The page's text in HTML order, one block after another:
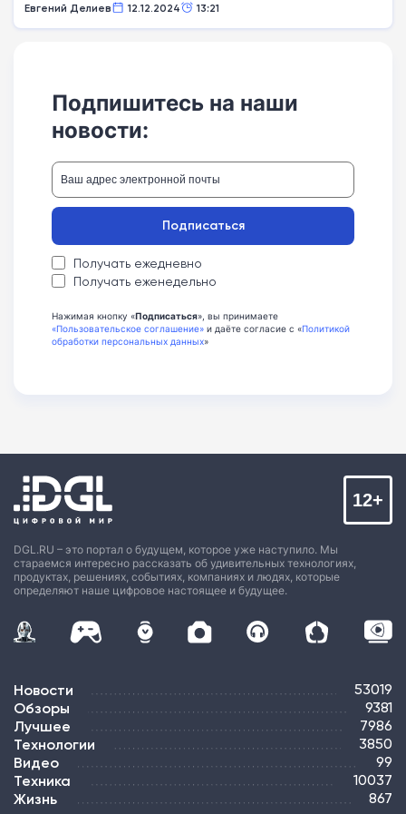
Евгений Делиев 12.12.2024 13:21
Подпишитесь на наши
новости:
Получать ежедневно
Получать еженедельно
Подписаться
Нажимая кнопку «Подписаться», вы принимаете
«Пользовательское соглашение» и даёте согласие с «Политикой
обработки персональных данных»
DGL.RU – это портал о будущем, которое уже наступило. Мы
стараемся интересно рассказать об удивительных технологиях,
продуктах, решениях, событиях, компаниях и людях, которые
определяют наше цифровое настоящее и будущее.
12+
Новости 53019
Обзоры 9381
Лучшее 7986
Технологии 3850
Видео 99
Техника 10037
Жизнь 867